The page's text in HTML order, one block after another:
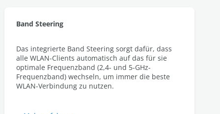
Band Steering
Das integrierte Band Steering sorgt dafür, dass
alle WLAN-Clients automatisch auf das für sie
optimale Frequenzband (2,4- und 5-GHz-
Frequenzband) wechseln, um immer die beste
WLAN-Verbindung zu nutzen.